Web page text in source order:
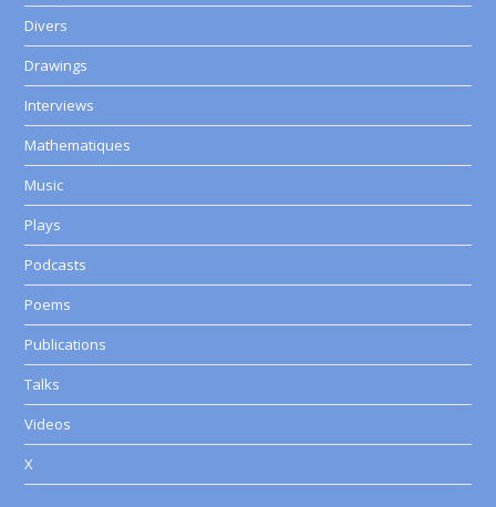
Divers
Drawings
Interviews
Mathematiques
Music
Plays
Podcasts
Poems
Publications
Talks
Videos
X